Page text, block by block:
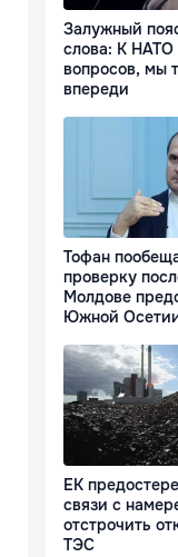
Залужный
слова: К НАТО
вопросов, мы
впереди
Тофан
проверку
Молдове
Южной
ЕК
связи с
отстрочить
ТЭС